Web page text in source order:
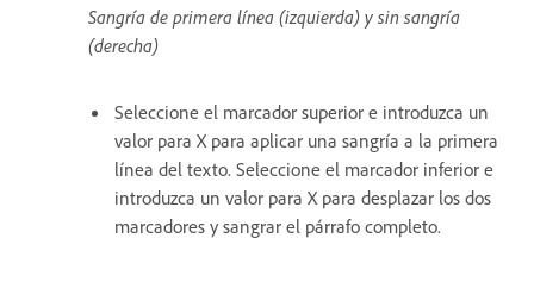
Sangría de primera línea (izquierda) y sin sangría
(derecha)
Seleccione el marcador superior e introduzca un
valor para X para aplicar una sangría a la primera
línea del texto. Seleccione el marcador inferior e
introduzca un valor para X para desplazar los dos
marcadores y sangrar el párrafo completo.